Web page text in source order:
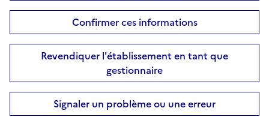
Confirmer ces informations
Revendiquer l'établissement en tant que
gestionnaire
Signaler un problème ou une erreur